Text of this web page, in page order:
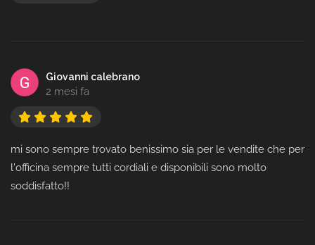
Giovanni calebrano
2 mesi fa
mi sono sempre trovato benissimo sia per le vendite che per
l'officina sempre tutti cordiali e disponibili sono molto
soddisfatto!!